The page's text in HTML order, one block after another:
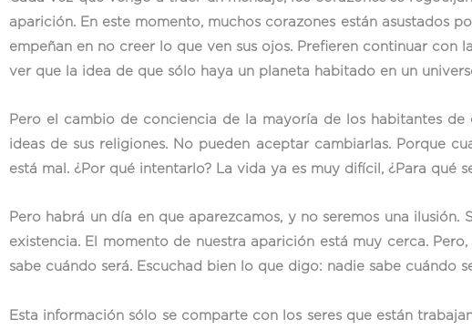
aparición. En este momento, muchos corazones están asustados
empeñan en no creer lo que ven sus ojos. Prefieren continuar con
ver que la idea de que sólo haya un planeta habitado en un
Pero el cambio de conciencia de la mayoría de los habitantes
ideas de sus religiones. No pueden aceptar cambiarlas. Porque
está mal. ¿Por qué intentarlo? La vida ya es muy difícil, ¿Para qué
Pero habrá un día en que aparezcamos, y no seremos una
existencia. El momento de nuestra aparición está muy cerca.
sabe cuándo será. Escuchad bien lo que digo: nadie sabe cuándo
Esta información sólo se comparte con los seres que están